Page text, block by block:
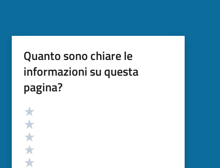
Quanto sono chiare le
informazioni su questa
pagina?
Valutazione